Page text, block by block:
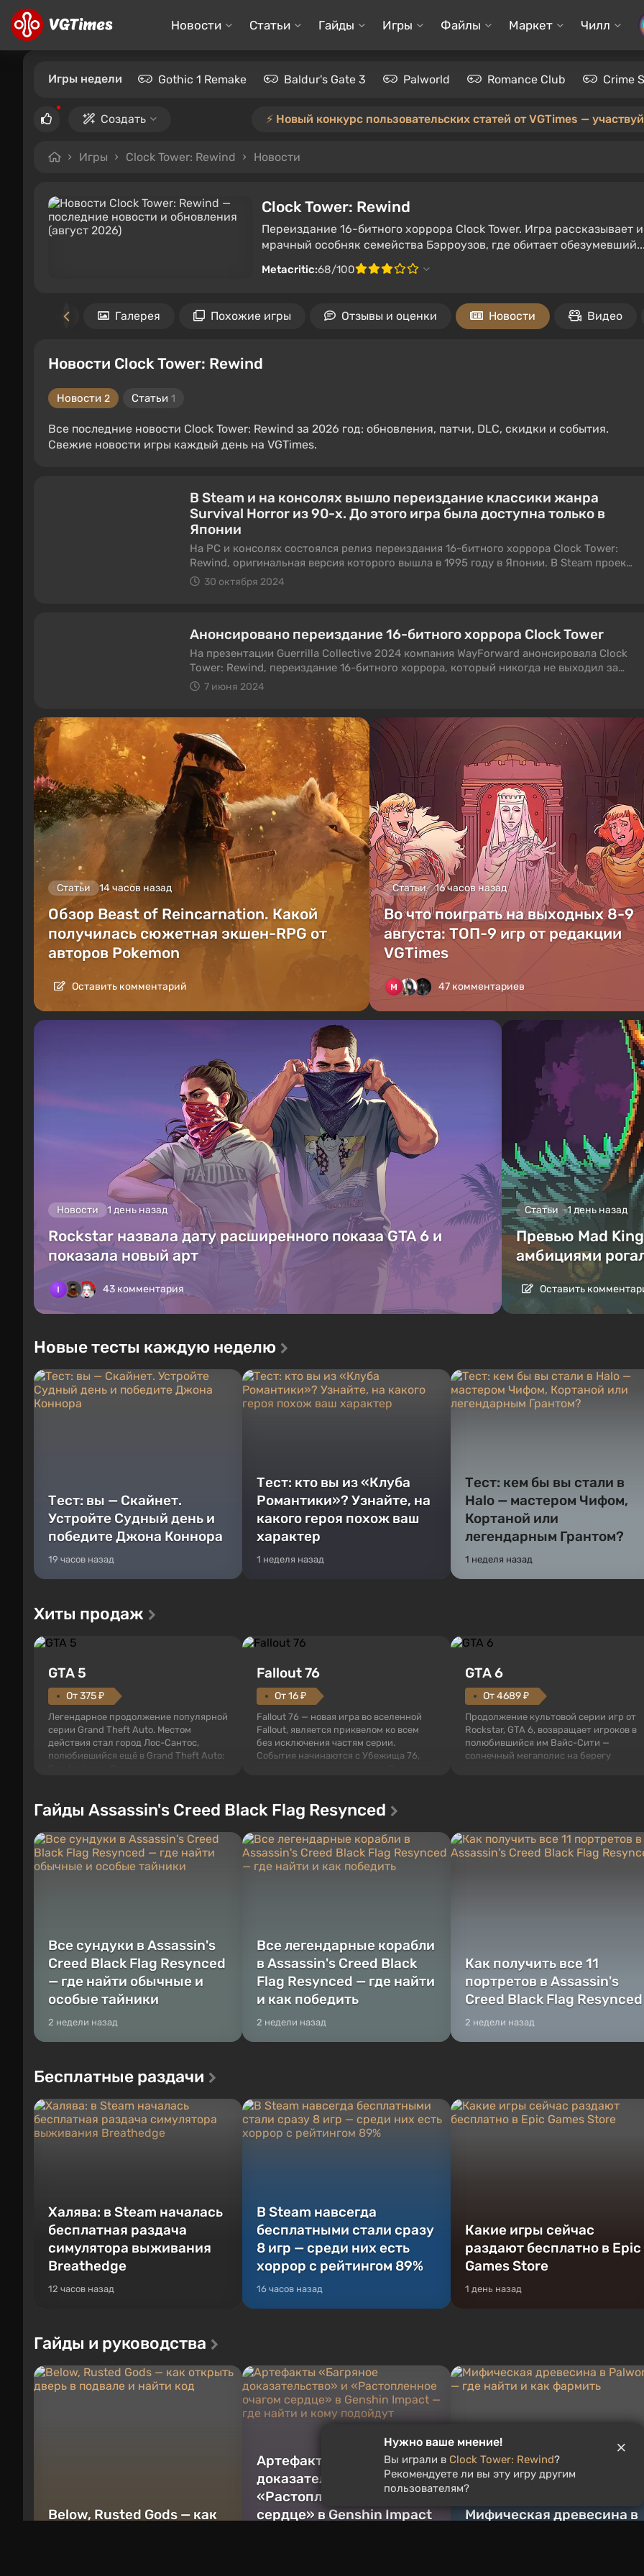
Новости Статьи Гайды Игры Файлы Маркет Чилл
Игры недели Gothic 1 Remake Baldur's Gate 3 Palworld Romance Club Crime
Создать ⚡️ Новый конкурс пользовательских статей от VGTimes —
Игры Clock Tower: Rewind Новости
Clock Tower: Rewind
Переиздание 16-битного хоррора Clock Tower. Игра
мрачный особняк семейства Бэрроузов, где обитает обезумевший...
Metacritic:68/100
Галерея Похожие игры Отзывы и оценки Новости Видео
Новости Clock Tower: Rewind
Новости 2 Статьи 1
Все последние новости Clock Tower: Rewind за 2026 год: обновления, патчи, DLC, скидки и события.
Свежие новости игры каждый день на VGTimes.
В Steam и на консолях вышло переиздание классики жанра
Survival Horror из 90-х. До этого игра была доступна только в
Японии
На PC и консолях состоялся релиз переиздания 16-битного хоррора Clock Tower:
Rewind, оригинальная версия которого вышла в 1995 году в Японии. В Steam проект
получил очень положительные отзывы (рейтинг 92%).
30 октября 2024
Анонсировано переиздание 16-битного хоррора Clock Tower
На презентации Guerrilla Collective 2024 компания WayForward анонсировала Clock
Tower: Rewind, переиздание 16-битного хоррора, который никогда не выходил за
пределами Японии.
7 июня 2024
Статьи 14 часов назад
Обзор Beast of Reincarnation. Какой
получилась сюжетная экшен-RPG от
авторов Pokemon
Оставить комментарий
Статьи 16 часов назад
Во что поиграть на выходных 8-9
августа: ТОП-9 игр от редакции
VGTimes
47 комментариев
Новости 1 день назад
Rockstar назвала дату расширенного показа GTA 6 и
показала новый арт
43 комментария
Статьи 1 день назад
Превью Mad
амбициями
Оставить
Новые тесты каждую неделю
Тест: вы — Скайнет.
Устройте Судный день и
победите Джона Коннора
19 часов назад
Тест: кто вы из «Клуба
Романтики»? Узнайте, на
какого героя похож ваш
характер
1 неделя назад
Тест: кем бы вы стали в
Halo — мастером Чифом,
Кортаной или
легендарным Грантом?
1 неделя назад
Хиты продаж
GTA 5
От 375 ₽
Легендарное продолжение популярной
серии Grand Theft Auto. Местом
действия стал город Лос-Сантос,
полюбившийся ещё в Grand Theft Auto:
которыми вы сможете переключаться в
любое время. Жанр и...
Fallout 76
От 16 ₽
Fallout 76 — новая игра во вселенной
Fallout, является приквелом ко всем
без исключения частям серии.
События начинаются с Убежища 76,
как на Америку упадут ядерные бомбы.
Место действия Fallout...
GTA 6
От 4689 ₽
Продолжение культовой серии игр от
Rockstar, GTA 6, возвращает игроков в
полюбившийся им Вайс-Сити —
солнечный мегаполис на берегу
неприятности. И...
Гайды Assassin's Creed Black Flag Resynced
Все сундуки в Assassin's
Creed Black Flag Resynced
— где найти обычные и
особые тайники
2 недели назад
Все легендарные корабли
в Assassin's Creed Black
Flag Resynced — где найти
и как победить
2 недели назад
Как получить все 11
портретов в Assassin's
Creed Black Flag Resynced
2 недели назад
Бесплатные раздачи
Халява: в Steam началась
бесплатная раздача
симулятора выживания
Breathedge
12 часов назад
В Steam навсегда
бесплатными стали сразу
8 игр — среди них есть
хоррор с рейтингом 89%
16 часов назад
Какие игры сейчас
раздают бесплатно в Epic
Games Store
1 день назад
Гайды и руководства
Below, Rusted Gods — как
Артефакты «Багряное
доказательство» и
«Растопленное очагом
сердце» в Genshin Impact
Мифическая древесина в
Нужно ваше мнение!
Вы играли в Clock Tower: Rewind?
Рекомендуете ли вы эту игру другим
пользователям?